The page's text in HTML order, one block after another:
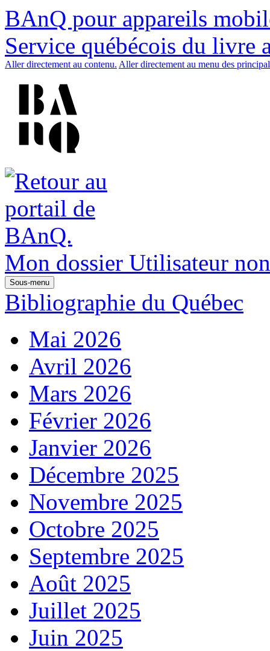
BAnQ pour appareils
Service québécois du livre
Aller directement au contenu. Aller directement au menu des
Mon dossier Utilisateur
Sous-menu
Bibliographie du Québec
Mai 2026
Avril 2026
Mars 2026
Février 2026
Janvier 2026
Décembre 2025
Novembre 2025
Octobre 2025
Septembre 2025
Août 2025
Juillet 2025
Juin 2025